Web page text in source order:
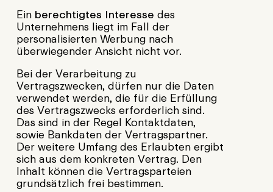
Ein berechtigtes Interesse des
Unternehmens liegt im Fall der
personalisierten Werbung nach
überwiegender Ansicht nicht vor.
Bei der Verarbeitung zu
Vertragszwecken, dürfen nur die Daten
verwendet werden, die für die Erfüllung
des Vertragszwecks erforderlich sind.
Das sind in der Regel Kontaktdaten,
sowie Bankdaten der Vertragspartner.
Der weitere Umfang des Erlaubten ergibt
sich aus dem konkreten Vertrag. Den
Inhalt können die Vertragsparteien
grundsätzlich frei bestimmen.